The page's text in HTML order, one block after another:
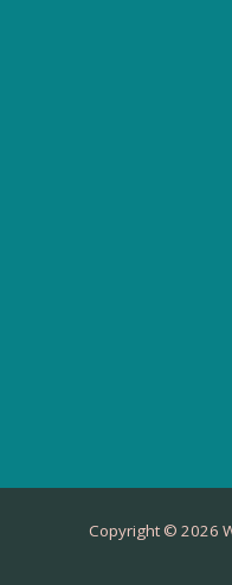
Copyright © 2026